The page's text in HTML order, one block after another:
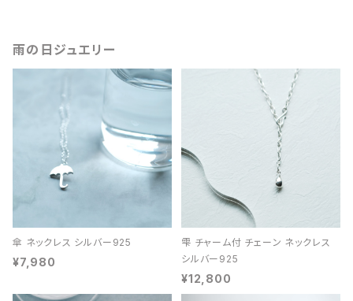
雨の日ジュエリー
傘 ネックレス シルバー925
¥7,980
雫 チャーム付 チェーン ネックレス
シルバー925
¥12,800